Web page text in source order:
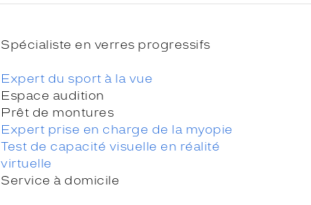
Spécialiste en verres progressifs
Expert du sport à la vue
Espace audition
Prêt de montures
Expert prise en charge de la myopie
Test de capacité visuelle en réalité
virtuelle
Service à domicile